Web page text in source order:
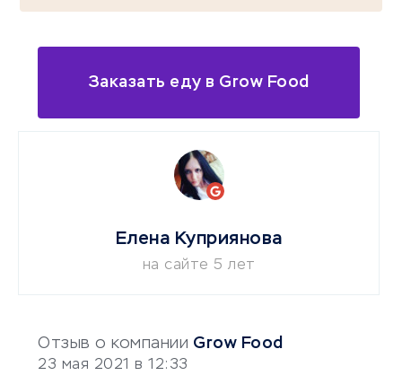
Заказать еду в Grow Food
Отзыв о компании Grow Food
23 мая 2021 в 12:33
Елена Куприянова
на сайте 5 лет